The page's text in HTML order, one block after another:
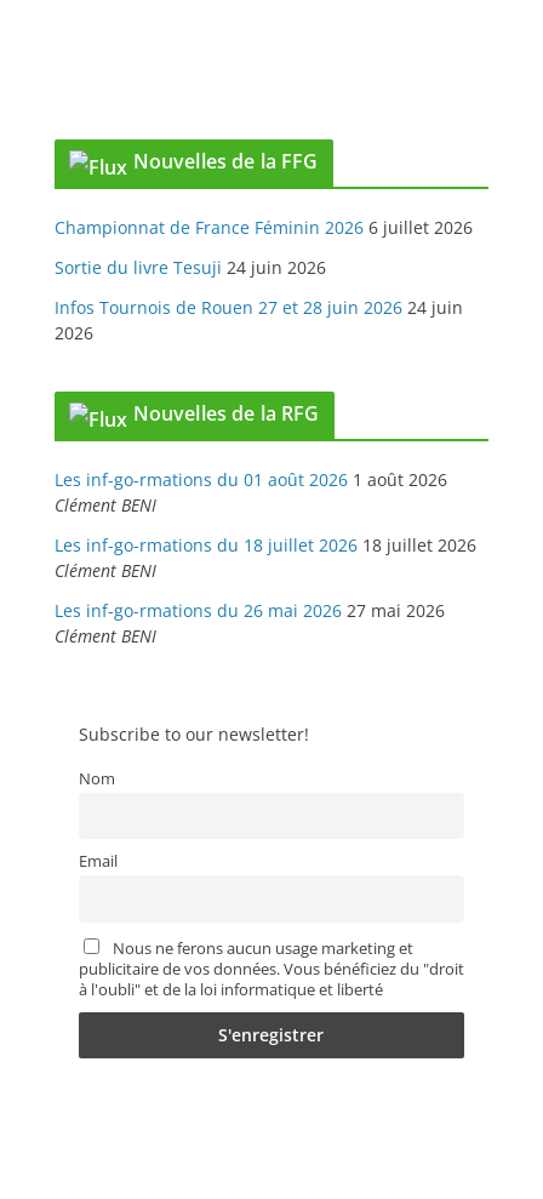
Nouvelles de la FFG
Championnat de France Féminin 2026 6 juillet 2026
Sortie du livre Tesuji 24 juin 2026
Infos Tournois de Rouen 27 et 28 juin 2026 24 juin
2026
Nouvelles de la RFG
Les inf-go-rmations du 01 août 2026 1 août 2026
Clément BENI
Les inf-go-rmations du 18 juillet 2026 18 juillet 2026
Clément BENI
Les inf-go-rmations du 26 mai 2026 27 mai 2026
Clément BENI
Subscribe to our newsletter!
Nom
Email
Nous ne ferons aucun usage marketing et
publicitaire de vos données. Vous bénéficiez du "droit
à l'oubli" et de la loi informatique et liberté